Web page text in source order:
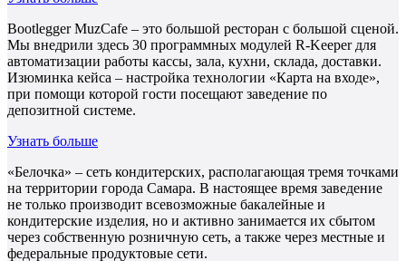
Bootlegger MuzCafe – это большой ресторан с большой сценой.
Мы внедрили здесь 30 программных модулей R-Keeper для
автоматизации работы кассы, зала, кухни, склада, доставки.
Изюминка кейса – настройка технологии «Карта на входе»,
при помощи которой гости посещают заведение по
депозитной системе.
Узнать больше
«Белочка» – сеть кондитерских, располагающая тремя точками
на территории города Самара. В настоящее время заведение
не только производит всевозможные бакалейные и
кондитерские изделия, но и активно занимается их сбытом
через собственную розничную сеть, а также через местные и
федеральные продуктовые сети.